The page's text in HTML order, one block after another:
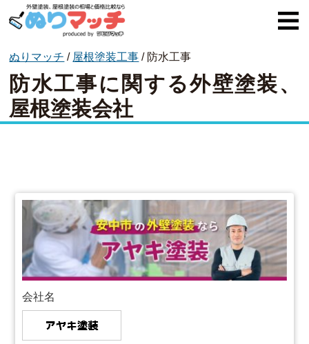
ぬりマッチとは
オススメ企業
屋根塗装
コラム一覧
ぬりマッチ / 屋根塗装工事 / 防水工事
防水工事に関する外壁塗装、
屋根塗装会社
会社名